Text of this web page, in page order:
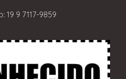
19 9 7117-9859